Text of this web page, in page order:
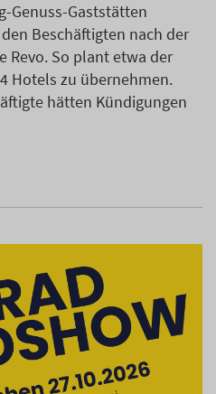
Genuss-Gaststätten
Beschäftigten nach der
Revo. So plant etwa der
Hotels zu übernehmen.
hätten Kündigungen